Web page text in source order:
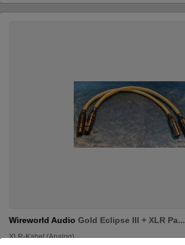
Wireworld Audio Gold Eclipse III + XLR Pa...
XLR-Kabel (Analog)